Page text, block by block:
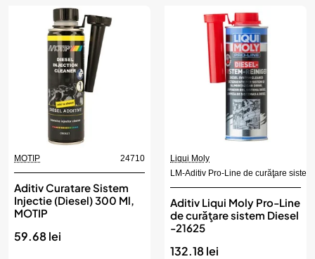
MOTIP 24710
Aditiv Curatare Sistem
Injectie (Diesel) 300 Ml,
MOTIP
59.68 lei
Liqui Moly
LM-Aditiv Pro-Line de curăţare
Aditiv Liqui Moly Pro-Line
de curăţare sistem Diesel
-21625
132.18 lei